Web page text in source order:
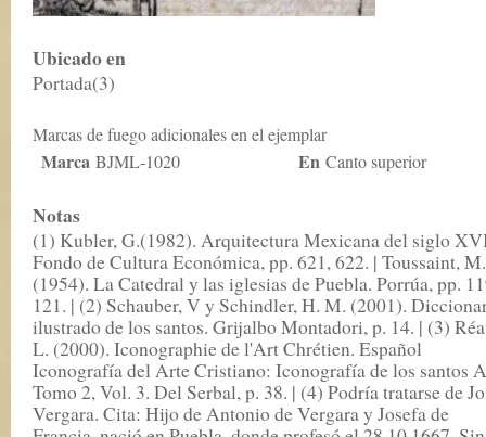
Ubicado en
Portada(3)
Marcas de fuego adicionales en el ejemplar
Marca BJML-1020 En Canto superior
Notas
(1) Kubler, G.(1982). Arquitectura Mexicana del siglo
Fondo de Cultura Económica, pp. 621, 622. | Toussaint, M.
(1954). La Catedral y las iglesias de Puebla. Porrúa, pp.
121. | (2) Schauber, V y Schindler, H. M. (2001).
ilustrado de los santos. Grijalbo Montadori, p. 14. | (3)
L. (2000). Iconographie de l'Art Chrétien. Español
Iconografía del Arte Cristiano: Iconografía de los santos
Tomo 2, Vol. 3. Del Serbal, p. 38. | (4) Podría tratarse de
Vergara. Cita: Hijo de Antonio de Vergara y Josefa de